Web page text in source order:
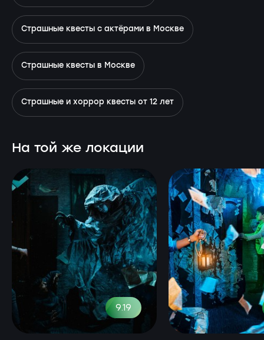
Страшные квесты с актёрами в Москве
Страшные квесты в Москве
Страшные и хоррор квесты от 12 лет
На той же локации
9.19